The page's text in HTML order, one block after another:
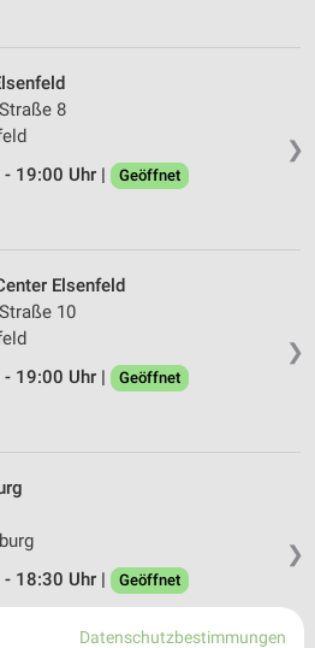
❯
8
19:00 Uhr |
Geöffnet
❯
Elsenfeld
10
19:00 Uhr |
Geöffnet
❯
18:30 Uhr |
Geöffnet
Datenschutzbestimmungen